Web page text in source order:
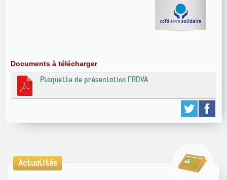
Documents à télécharger
Plaquette de présentation FRDVA
Actualités